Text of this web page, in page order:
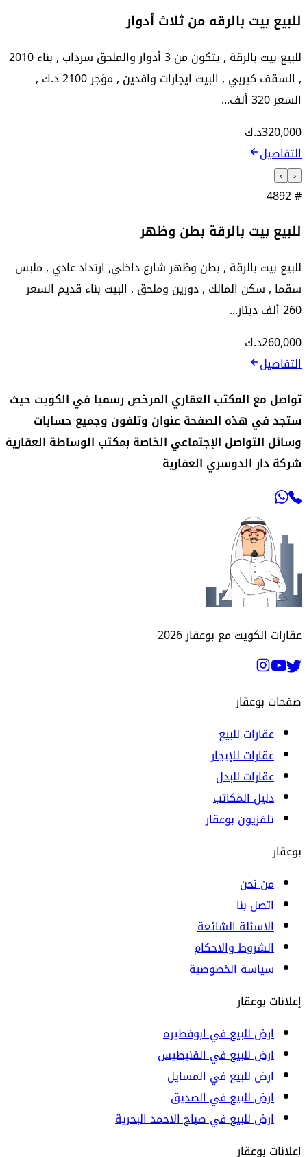
للبيع بيت بالرقه من ثلاث أدوار
للبيع بيت بالرقة , يتكون من 3 أدوار والملحق سرداب , بناء 2010
, السقف كيربي , البيت ايجارات وافدين , مؤجر 2100 د.ك ,
السعر 320 ألف...
320,000د.ك
التفاصيل
‹
›
4892#
للبيع بيت بالرقة بطن وظهر
للبيع بيت بالرقة , بطن وظهر شارع داخلي, ارتداد عادي , ملبس
سقما , سكن المالك , دورين وملحق , البيت بناء قديم السعر
260 ألف دينار...
260,000د.ك
التفاصيل
تواصل مع المكتب العقاري المرخص رسميا في الكويت حيث
ستجد في هذه الصفحة عنوان وتلفون وجميع حسابات
وسائل التواصل الإجتماعي الخاصة بمكتب الوساطة العقارية
شركة دار الدوسري العقارية
عقارات الكويت مع بوعقار2026
صفحات بوعقار
عقارات للبيع
عقارات للإيجار
عقارات للبدل
دليل المكاتب
تلفزيون بوعقار
بوعقار
من نحن
اتصل بنا
الاسئلة الشائعة
الشروط والاحكام
سياسة الخصوصية
إعلانات بوعقار
ارض للبيع في ابوفطيره
ارض للبيع في الفنيطيس
ارض للبيع في المسايل
ارض للبيع في الصديق
ارض للبيع في صباح الاحمد البحرية
إعلانات بوعقار